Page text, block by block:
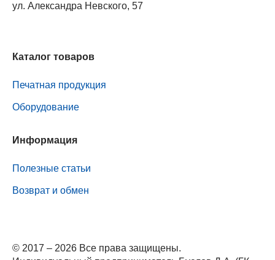
ул. Александра Невского, 57
Каталог товаров
Печатная продукция
Оборудование
Информация
Полезные статьи
Возврат и обмен
© 2017 – 2026 Все права защищены.